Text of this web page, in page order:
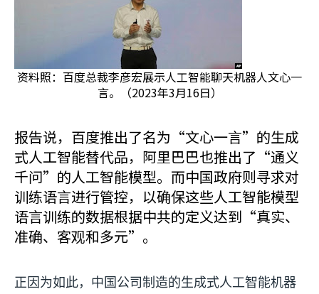
资料照：百度总裁李彦宏展示人工智能聊天机器人文心一
言。（2023年3月16日）
报告说，百度推出了名为“文心一言”的生成
式人工智能替代品，阿里巴巴也推出了“通义
千问”的人工智能模型。而中国政府则寻求对
训练语言进行管控，以确保这些人工智能模型
语言训练的数据根据中共的定义达到“真实、
准确、客观和多元”。
正因为如此，中国公司制造的生成式人工智能机器